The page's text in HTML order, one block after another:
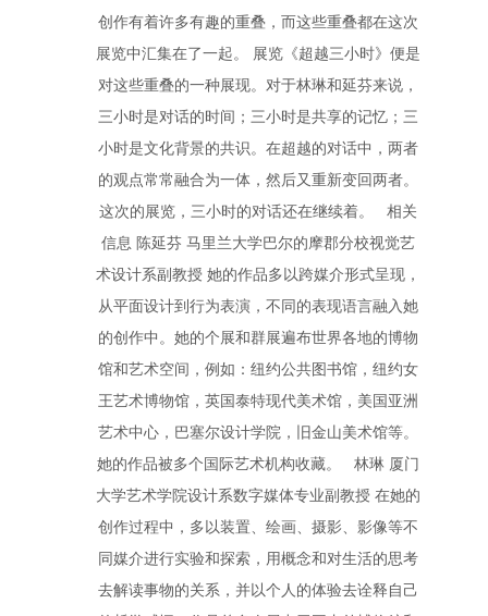
创作有着许多有趣的重叠，而这些重叠都在这次
展览中汇集在了一起。 展览《超越三小时》便是
对这些重叠的一种展现。对于林琳和延芬来说，
三小时是对话的时间；三小时是共享的记忆；三
小时是文化背景的共识。在超越的对话中，两者
的观点常常融合为一体，然后又重新变回两者。
这次的展览，三小时的对话还在继续着。 相关
信息 陈延芬 马里兰大学巴尔的摩郡分校视觉艺
术设计系副教授 她的作品多以跨媒介形式呈现，
从平面设计到行为表演，不同的表现语言融入她
的创作中。她的个展和群展遍布世界各地的博物
馆和艺术空间，例如：纽约公共图书馆，纽约女
王艺术博物馆，英国泰特现代美术馆，美国亚洲
艺术中心，巴塞尔设计学院，旧金山美术馆等。
她的作品被多个国际艺术机构收藏。 林琳 厦门
大学艺术学院设计系数字媒体专业副教授 在她的
创作过程中，多以装置、绘画、摄影、影像等不
同媒介进行实验和探索，用概念和对生活的思考
去解读事物的关系，并以个人的体验去诠释自己